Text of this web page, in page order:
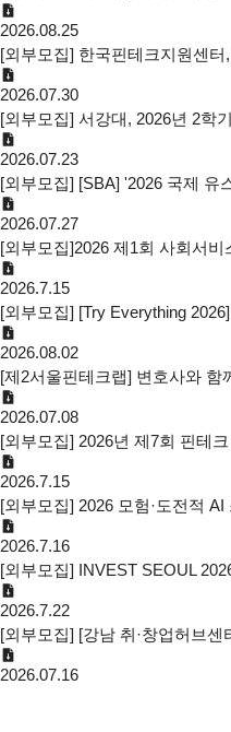
2026.08.25
2026.07.30
[외부모집] 서강대, 2026년 2학
2026.07.23
[외부모집] [SBA] '2026 국제 유
2026.07.27
[외부모집]2026 제1회 사회서
2026.7.15
[외부모집] [Try Everything
2026.08.02
2026.07.08
2026.7.15
2026.7.16
[외부모집] INVEST SEOUL
2026.7.22
2026.07.16